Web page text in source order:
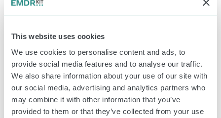
This website uses cookies
We use cookies to personalise content and ads, to
provide social media features and to analyse our traffic.
We also share information about your use of our site with
our social media, advertising and analytics partners who
may combine it with other information that you’ve
provided to them or that they’ve collected from your use
Headphone
Cable de carga USB-C
No incluye adaptador.